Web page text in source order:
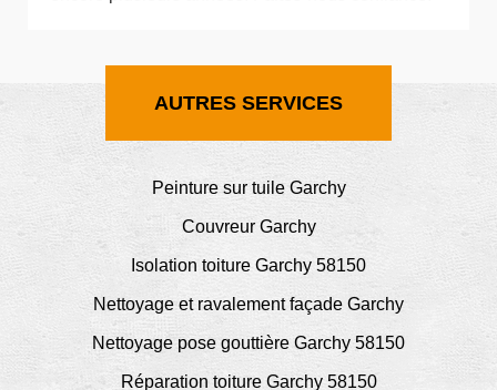
AUTRES SERVICES
Peinture sur tuile Garchy
Couvreur Garchy
Isolation toiture Garchy 58150
Nettoyage et ravalement façade Garchy
Nettoyage pose gouttière Garchy 58150
Réparation toiture Garchy 58150